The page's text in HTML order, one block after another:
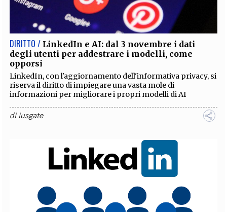
EXTRA
CODICI RUBRICHE LIBRI PROCEEDINGS PUBBLICITÀ
SOCIAL MEDIA
DIRITTO / LinkedIn e AI: dal 3 novembre i dati
degli utenti per addestrare i modelli, come
opporsi
LinkedIn, con l'aggiornamento dell'informativa privacy, si
riserva il diritto di impiegare una vasta mole di
informazioni per migliorare i propri modelli di AI
diiusgate